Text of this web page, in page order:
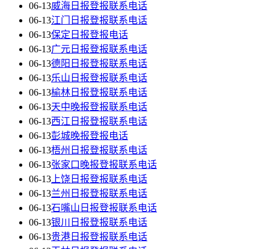
06-13威海日报登报联系电话
06-13江门日报登报联系电话
06-13保定日报登报电话
06-13广元日报登报联系电话
06-13德阳日报登报联系电话
06-13乐山日报登报联系电话
06-13榆林日报登报联系电话
06-13天中晚报登报联系电话
06-13西江日报登报联系电话
06-13彭城晚报登报电话
06-13梧州日报登报联系电话
06-13张家口晚报登报联系电话
06-13 上饶日报登报联系电话
06-13兰州日报登报联系电话
06-13石嘴山日报登报联系电话
06-13银川日报登报联系电话
06-13贵港日报登报联系电话